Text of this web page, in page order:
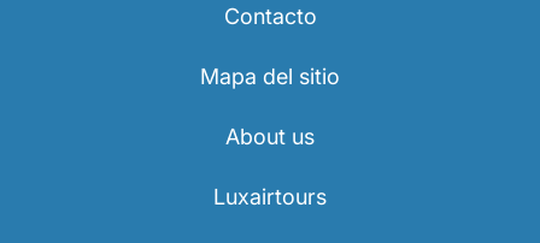
Contacto
Mapa del sitio
About us
Luxairtours